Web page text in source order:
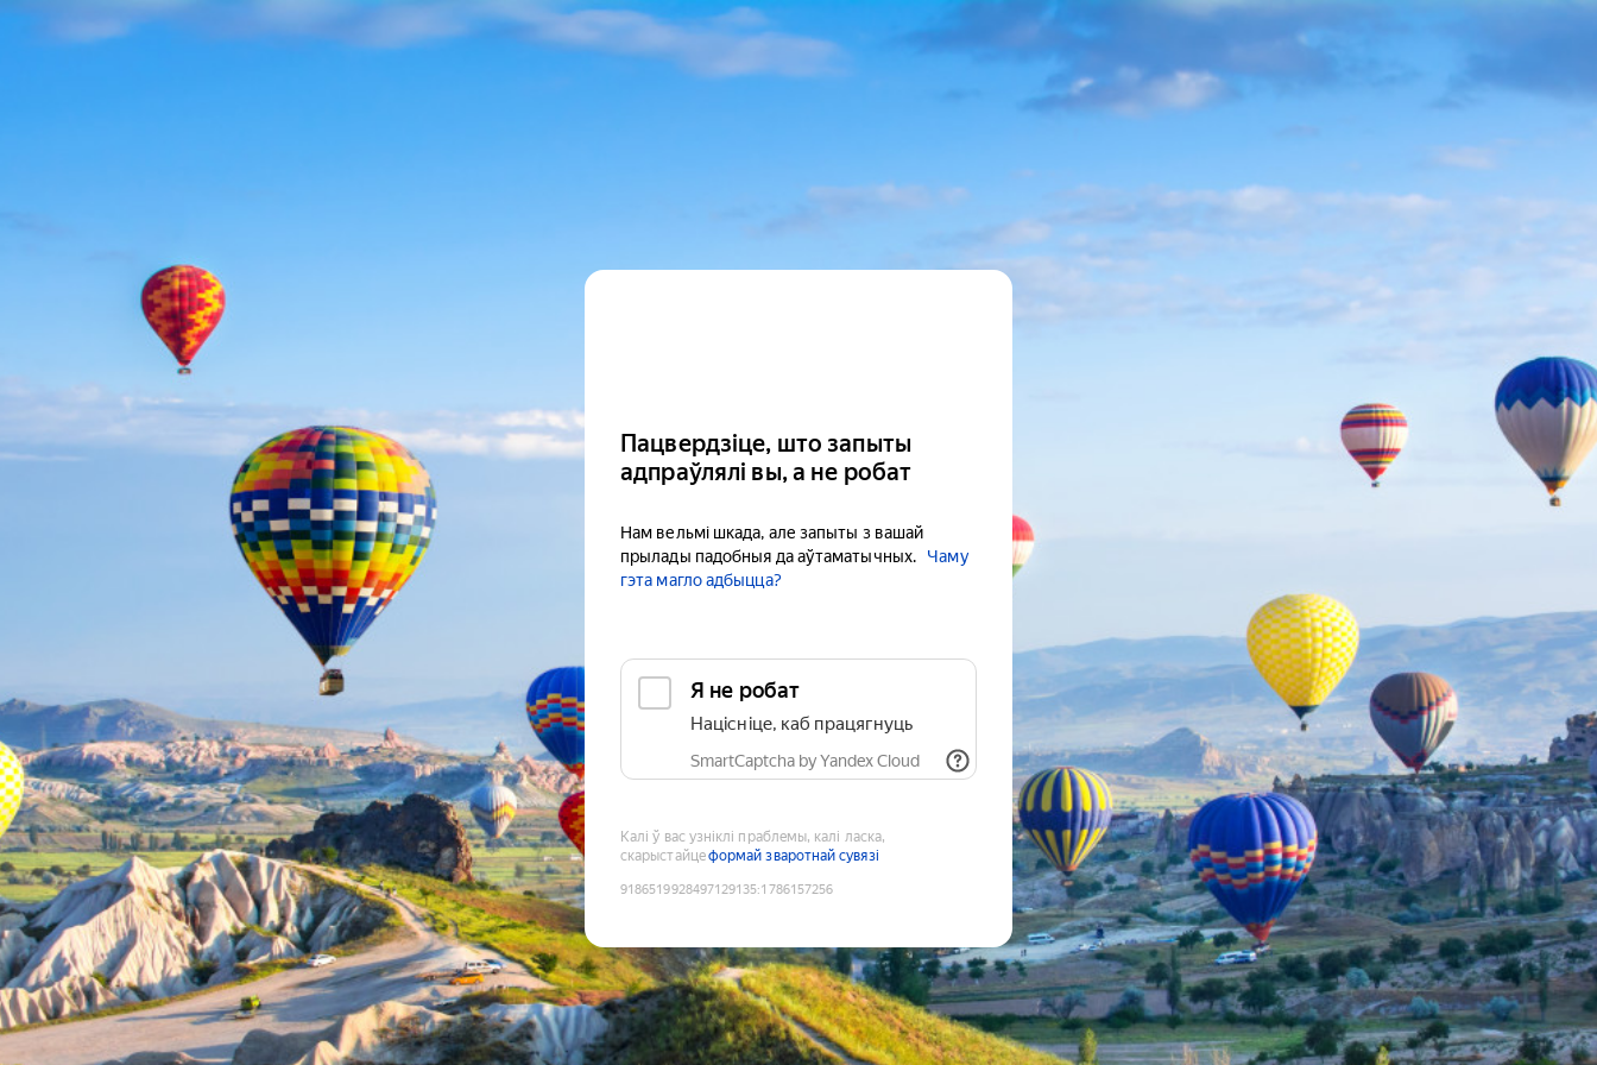
Пацвердзіце, што запыты
адпраўлялі вы, а не робат
Нам вельмі шкада, але запыты з вашай
прылады падобныя да аўтаматычных.
Чаму
гэта магло адбыцца?
Я не робат
Націсніце, каб працягнуць
SmartCaptcha by Yandex Cloud
Калі ў вас узніклі праблемы, калі ласка,
скарыстайцеформай зваротнай сувязі
9186519928497129135:1786157256